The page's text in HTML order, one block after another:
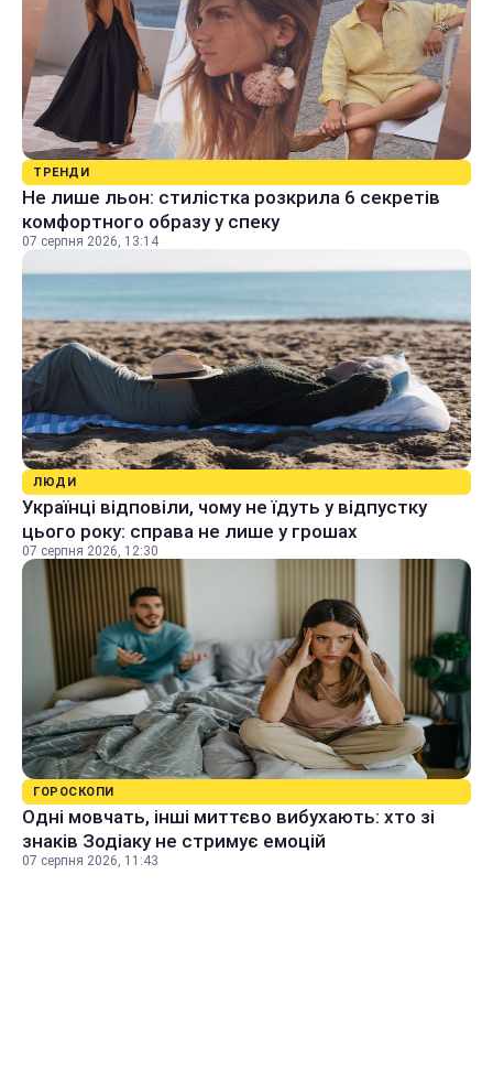
ТРЕНДИ
Не лише льон: стилістка розкрила 6 секретів
комфортного образу у спеку
07 серпня 2026, 13:14
ЛЮДИ
Українці відповіли, чому не їдуть у відпустку
цього року: справа не лише у грошах
07 серпня 2026, 12:30
ГОРОСКОПИ
Одні мовчать, інші миттєво вибухають: хто зі
знаків Зодіаку не стримує емоцій
07 серпня 2026, 11:43